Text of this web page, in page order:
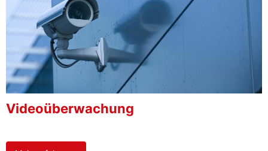
Videoüberwachung